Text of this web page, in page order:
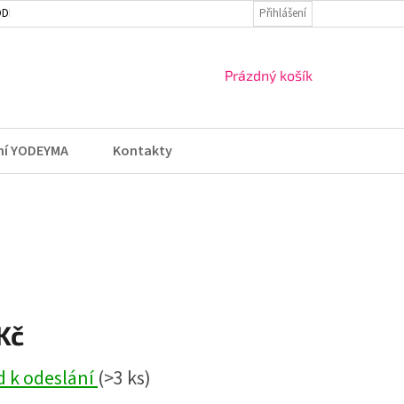
Přihlášení
NÁKUPNÍ
Prázdný košík
Kontakty
k odeslání(>3 ks)